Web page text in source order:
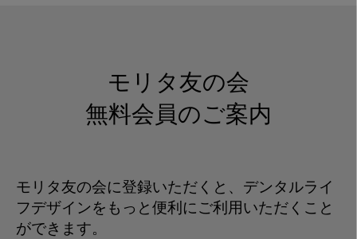
モリタ友の会
無料会員のご案内
モリタ友の会に登録いただくと、デンタルライ
フデザインをもっと便利にご利用いただくこと
ができます。